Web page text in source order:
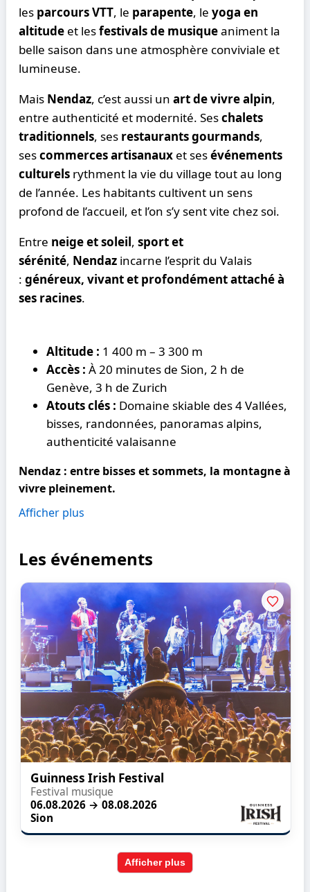
les parcours VTT, le parapente, leyoga en
altitude et lesfestivals de musiqueaniment la
belle saison dans une atmosphère conviviale et
lumineuse.
Mais Nendaz, c’est aussi unart de vivre alpin,
entre authenticité et modernité. Seschalets
traditionnels, ses restaurants gourmands,
sescommerces artisanaux et sesévénements
culturels rythment la vie du village tout au long
de l’année. Les habitants cultivent un sens
profond de l’accueil, et l’on s’y sent vite chez soi.
Entre neige et soleil,sport et
sérénité, Nendaz incarne l’esprit du Valais
:généreux, vivant et profondément attaché à
ses racines.
Altitude : 1 400 m – 3 300 m
Accès : À 20 minutes de Sion, 2 h de
Genève, 3 h de Zurich
Atouts clés : Domaine skiable des 4 Vallées,
bisses, randonnées, panoramas alpins,
authenticité valaisanne
Nendaz : entre bisses et sommets, la montagne à
vivre pleinement.
Afficher plus
Les événements
Guinness Irish Festival
Festival musique
06.08.2026 → 08.08.2026
Sion
Afficher plus